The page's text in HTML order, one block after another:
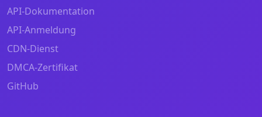
API-Dokumentation
API-Anmeldung
CDN-Dienst
DMCA-Zertifikat
GitHub